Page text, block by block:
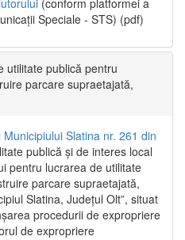
Speciale - STS) (pdf)
utilitate publică pentru
parcare supraetajată,
Slatina nr. 261 din
publică și de interes local
pentru lucrarea de utilitate
parcare supraetajată,
Slatina, Județul Olt”, situat
procedurii de expropriere
de expropriere